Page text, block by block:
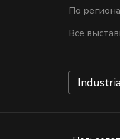
По
Все